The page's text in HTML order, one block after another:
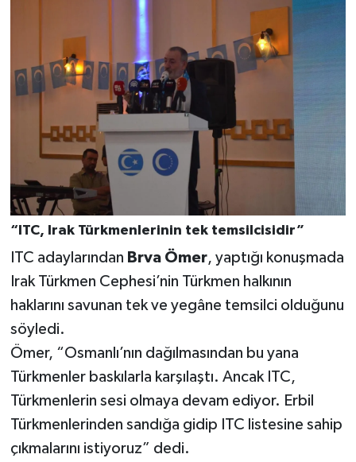
“ITC, Irak Türkmenlerinin tek temsilcisidir”
ITC adaylarından Brva Ömer, yaptığı konuşmada
Irak Türkmen Cephesi’nin Türkmen halkının
haklarını savunan tek ve yegâne temsilci olduğunu
söyledi.
Ömer, “Osmanlı’nın dağılmasından bu yana
Türkmenler baskılarla karşılaştı. Ancak ITC,
Türkmenlerin sesi olmaya devam ediyor. Erbil
Türkmenlerinden sandığa gidip ITC listesine sahip
çıkmalarını istiyoruz” dedi.